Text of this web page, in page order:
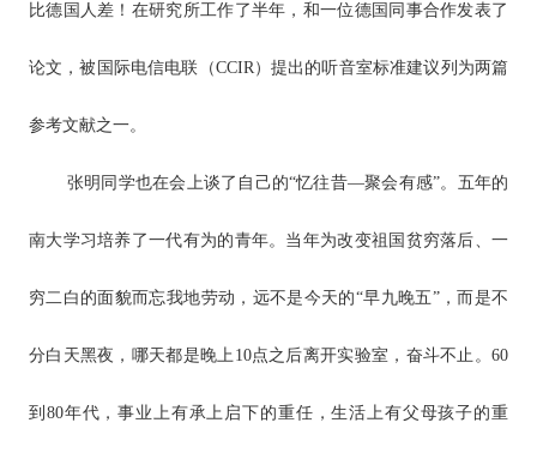
比德国人差！在研究所工作了半年，和一位德国同事合作发表了
论文，被国际电信电联（CCIR）提出的听音室标准建议列为两篇
参考文献之一。
张明同学也在会上谈了自己的“忆往昔―聚会有感”。五年的
南大学习培养了一代有为的青年。当年为改变祖国贫穷落后、一
穷二白的面貌而忘我地劳动，远不是今天的“早九晚五”，而是不
分白天黑夜，哪天都是晚上10点之后离开实验室，奋斗不止。60
到80年代，事业上有承上启下的重任，生活上有父母孩子的重